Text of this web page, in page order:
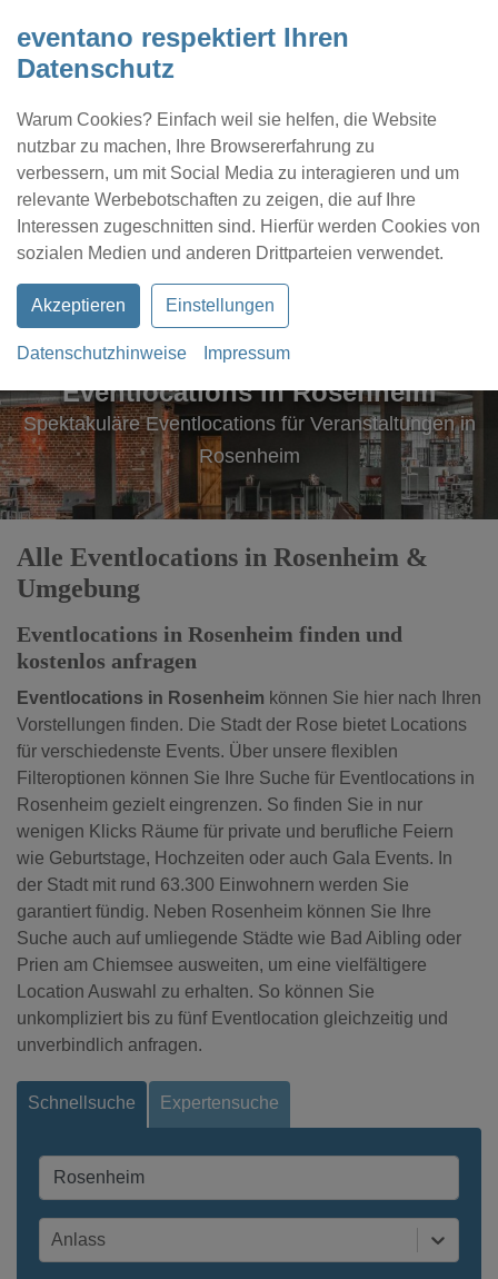
eventano respektiert Ihren
Datenschutz
Warum Cookies? Einfach weil sie helfen, die Website
nutzbar zu machen, Ihre Browsererfahrung zu
verbessern, um mit Social Media zu interagieren und um
relevante Werbebotschaften zu zeigen, die auf Ihre
Interessen zugeschnitten sind. Hierfür werden Cookies von
sozialen Medien und anderen Drittparteien verwendet.
Akzeptieren Einstellungen
Datenschutzhinweise Impressum
Kontakt Location eintragen Profil
Eventlocations in Rosenheim
Spektakuläre Eventlocations für Veranstaltungen in
Rosenheim
Alle Eventlocations in Rosenheim &
Umgebung
Eventlocations in Rosenheim finden und
kostenlos anfragen
Eventlocations in Rosenheim können Sie hier nach Ihren
Vorstellungen finden. Die Stadt der Rose bietet Locations
für verschiedenste Events. Über unsere flexiblen
Filteroptionen können Sie Ihre Suche für Eventlocations in
Rosenheim gezielt eingrenzen. So finden Sie in nur
wenigen Klicks Räume für private und berufliche Feiern
wie Geburtstage, Hochzeiten oder auch Gala Events. In
der Stadt mit rund 63.300 Einwohnern werden Sie
garantiert fündig. Neben Rosenheim können Sie Ihre
Suche auch auf umliegende Städte wie Bad Aibling oder
Prien am Chiemsee ausweiten, um eine vielfältigere
Location Auswahl zu erhalten. So können Sie
unkompliziert bis zu fünf Eventlocation gleichzeitig und
unverbindlich anfragen.
Schnellsuche Expertensuche
Anlass